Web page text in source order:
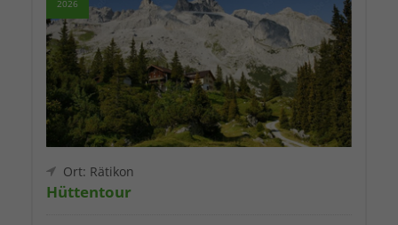
2026
Ort: Rätikon
Hüttentour